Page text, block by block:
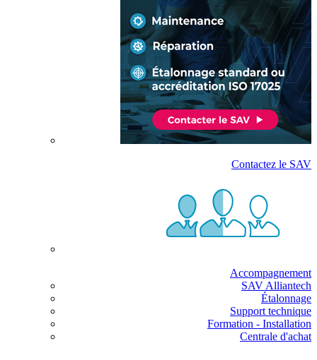
Contactez le SAV
Accompagnement
SAV Alliantech
Étalonnage
Support technique
Formation - Installation
Centrale d'achat